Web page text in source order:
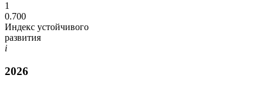
1
0.700
Индекс устойчивого
развития
i
2026